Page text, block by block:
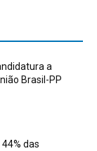
a
Brasil-PP
das